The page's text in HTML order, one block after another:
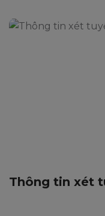
Thông tin xét